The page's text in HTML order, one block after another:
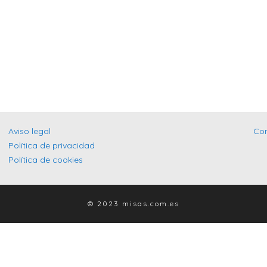
Aviso legal
Política de privacidad
Política de cookies
© 2023 misas.com.es